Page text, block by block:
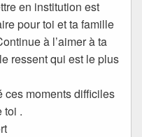
en institution est
pour toi et ta famille
à l’aimer à ta
ressent qui est le plus
ces moments difficiles
toi .